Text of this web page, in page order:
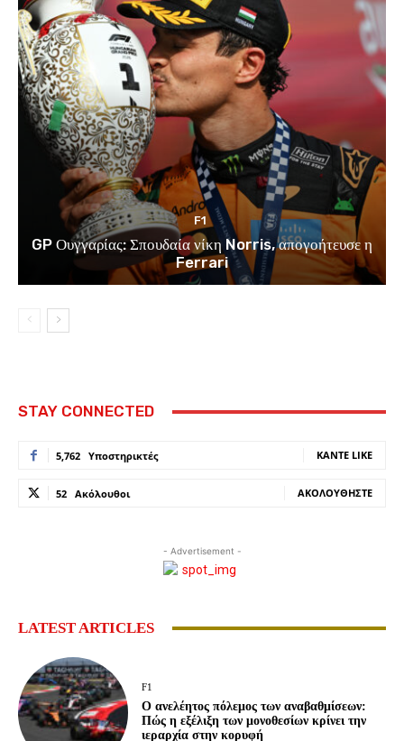
F1
GP Ουγγαρίας: Σπουδαία νίκη Norris, απογοήτευσε η
Ferrari
STAY CONNECTED
5,762 Υποστηρικτές ΚΆΝΤΕ LIKE
52 Ακόλουθοι ΑΚΟΛΟΥΘΉΣΤΕ
- Advertisement -
LATEST ARTICLES
F1
Ο ανελέητος πόλεμος των αναβαθμίσεων:
Πώς η εξέλιξη των μονοθεσίων κρίνει την
ιεραρχία στην κορυφή